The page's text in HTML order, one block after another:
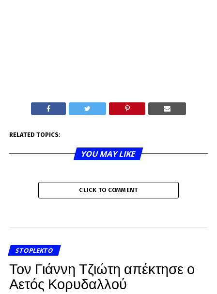
RELATED TOPICS:
YOU MAY LIKE
CLICK TO COMMENT
STOPLEKTO
Τον Γιάννη Τζιώτη απέκτησε ο
Αετός Κορυδαλλού